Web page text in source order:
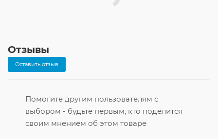
Отзывы
Оставить отзыв
Помогите другим пользователям с
выбором - будьте первым, кто поделится
своим мнением об этом товаре